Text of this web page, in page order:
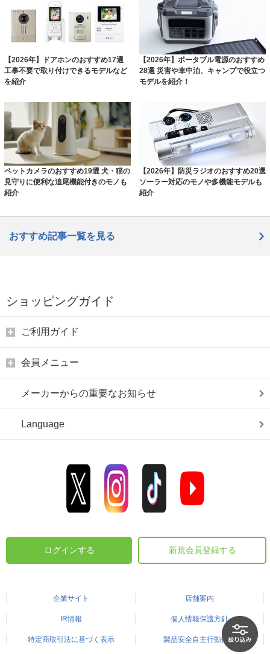
【2026年】ドアホンのおすすめ17選
工事不要で取り付けできるモデルなど
を紹介
【2026年】ポータブル電源のおすすめ
28選 災害や車中泊、キャンプで役立つ
モデルを紹介！
ペットカメラのおすすめ19選 犬・猫の
見守りに便利な追尾機能付きのモノも
紹介
【2026年】防災ラジオのおすすめ20選
ソーラー対応のモノや多機能モデルも
紹介
おすすめ記事一覧を見る
ショッピングガイド
ご利用ガイド
会員メニュー
メーカーからの重要なお知らせ
Language
ログインする 新規会員登録する
企業サイト 店舗案内
IR情報 個人情報保護方針
特定商取引法に基づく表示 製品安全自主行動指針